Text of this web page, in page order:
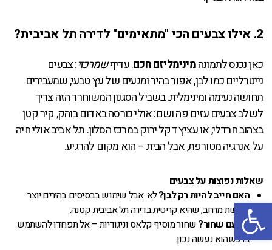
2. אילו צבעים הכי "מתאימים" לדירה תל אביבית?
כאן נכנס לתמונהמינימליזם חכם. עדיףשמרכזי: צבעים
נייטרליים כמו לבן, אפור בהיר ומגעים של עץ טבעי, שמעבירים
תחושה נעימה ומינימלית. בשביל הסגנון המשוחרר הזה צריך
לשלב צבעים עזים פה ושם: אולי כורסה באדום בוהק, קיר קטן
בצהוב חרדלי, או עציץ דקל ירוק במרכז הסלון. תל אביב אולי חיה
על אנרגיה מטורפת, אבל הבית – הוא מקום להרגיע.
שאלות נפוצות על צבעים
האם חייב להיות רק לבן?לא. אבל שימוש בבסיסים בהירים יוצר
תחושת מרחב, שהיא קריטית בדירה תל אביבית קטנה.
מה עם שחור?שחור מוסיף קלאס וניגודיות – אל תפחדו להשתמש
בו כשהוא נעשה נכון.
פתח סרגל נגישות